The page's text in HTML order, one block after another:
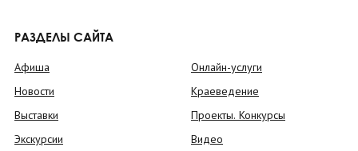
РАЗДЕЛЫ САЙТА
Афиша
Новости
Выставки
Экскурсии
Онлайн-услуги
Краеведение
Проекты. Конкурсы
Видео